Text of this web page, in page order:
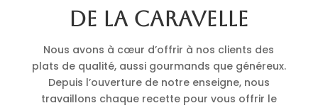
de La Caravelle
Nous avons à cœur d’offrir à nos clients des
plats de qualité, aussi gourmands que généreux.
Depuis l’ouverture de notre enseigne, nous
travaillons chaque recette pour vous offrir le